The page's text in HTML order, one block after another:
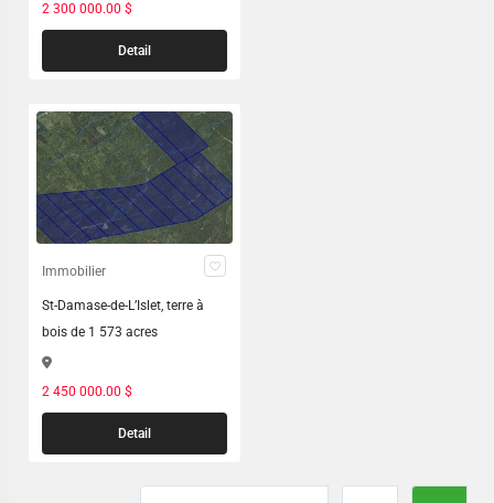
2 300 000.00 $
Detail
Immobilier
St-Damase-de-L’Islet, terre à
bois de 1 573 acres
2 450 000.00 $
Detail